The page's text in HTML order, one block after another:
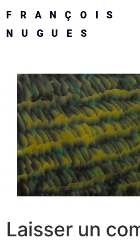
FRANÇOIS
NUGUES
Laisser un